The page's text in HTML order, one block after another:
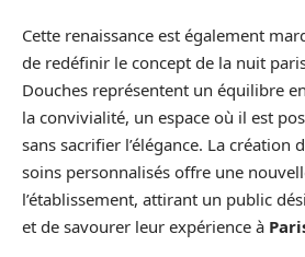
Cette renaissance est également
de redéfinir le concept de la nuit
Douches représentent un équilibre
la convivialité, un espace où il est
sans sacrifier l’élégance. La création
soins personnalisés offre une
l’établissement, attirant un public
et de savourer leur expérience à